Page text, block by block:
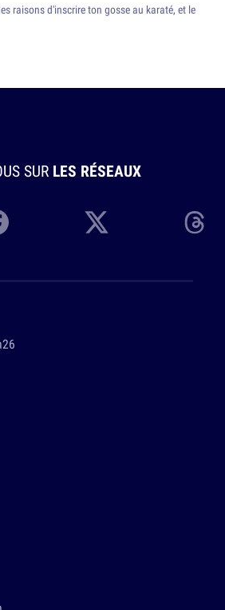
raisons d'inscrire ton gosse au karaté, et le
SUR LES RÉSEAUX